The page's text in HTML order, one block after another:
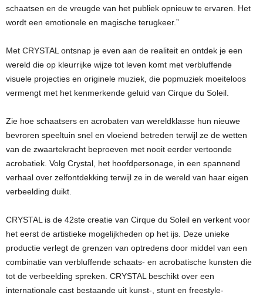
schaatsen en de vreugde van het publiek opnieuw te ervaren. Het
wordt een emotionele en magische terugkeer.”
Met CRYSTAL ontsnap je even aan de realiteit en ontdek je een
wereld die op kleurrijke wijze tot leven komt met verbluffende
visuele projecties en originele muziek, die popmuziek moeiteloos
vermengt met het kenmerkende geluid van Cirque du Soleil.
Zie hoe schaatsers en acrobaten van wereldklasse hun nieuwe
bevroren speeltuin snel en vloeiend betreden terwijl ze de wetten
van de zwaartekracht beproeven met nooit eerder vertoonde
acrobatiek. Volg Crystal, het hoofdpersonage, in een spannend
verhaal over zelfontdekking terwijl ze in de wereld van haar eigen
verbeelding duikt.
CRYSTAL is de 42ste creatie van Cirque du Soleil en verkent voor
het eerst de artistieke mogelijkheden op het ijs. Deze unieke
productie verlegt de grenzen van optredens door middel van een
combinatie van verbluffende schaats- en acrobatische kunsten die
tot de verbeelding spreken. CRYSTAL beschikt over een
internationale cast bestaande uit kunst-, stunt en freestyle-